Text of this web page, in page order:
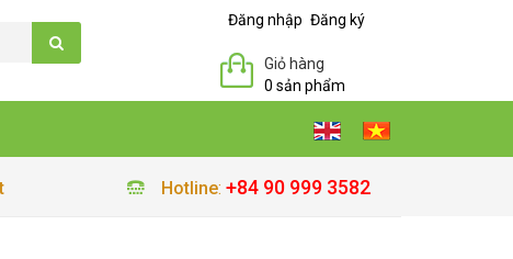
Đăng nhập Đăng ký
Giỏ hàng
0 sản phẩm
Hotline: +84 90 999 3582